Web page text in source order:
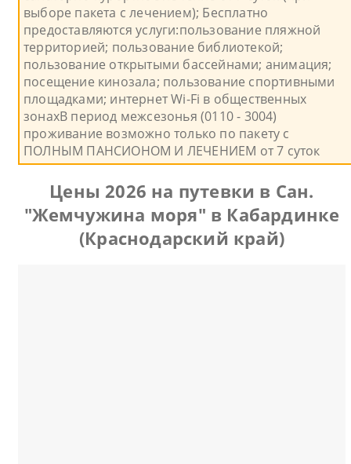
выборе пакета с лечением); Бесплатно
предоставляются услуги:пользование пляжной
территорией; пользование библиотекой;
пользование открытыми бассейнами; анимация;
посещение кинозала; пользование спортивными
площадками; интернет Wi-Fi в общественных
зонахВ период межсезонья (0110 - 3004)
проживание возможно только по пакету с
ПОЛНЫМ ПАНСИОНОМ И ЛЕЧЕНИЕМ от 7 суток
Цены 2026 на путевки в Сан.
"Жемчужина моря" в Кабардинке
(Краснодарский край)